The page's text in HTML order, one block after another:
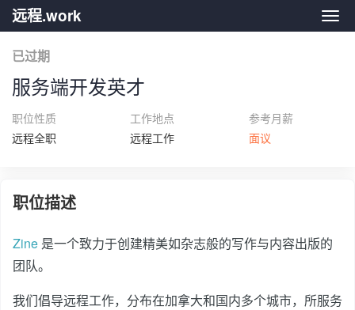
远
远程.work
已过期
服务端开发英才
职位性质
远程全职
工作地点
远程工作
参考月薪
面议
职位描述
Zine 是一个致力于创建精美如杂志般的写作与内容出版的
团队。
我们倡导远程工作，分布在加拿大和国内多个城市，所服务